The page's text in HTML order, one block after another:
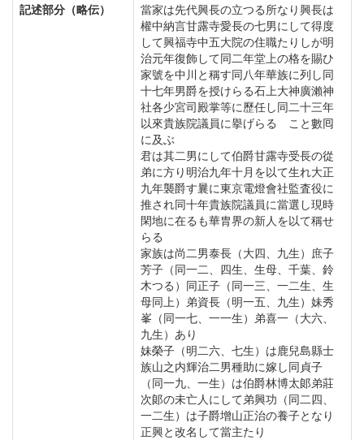
記述部分（略伝）
當家は先代興長の立つる所なり興長は
權中納言甘露寺愛長の七男にして得度
して興福寺中五大院の住職たりしが明
治元年復飾して同二年堂上の格を賜ひ
家號を中川と稱す同八年華族に列し同
十七年男爵を授けらる石上大神廣瀨神
社各少宮司殿掌等に歷任し同二十三年
以來貴族院議員に擧げらるゝこと數囘
に及ぶ
君は其二男にして伯爵甘露寺受長の從
弟に方り明治九年十月を以て生れ大正
九年襲爵す曩に東京電燈會社監査役に
推され同十年貴族院議員に當選し現時
閑地に在るも華胄界の新人を以て稱せ
らる
家族は尚二男泰長（大四、九生）庶子
芳子（同一二、四生、生母、千葉、鈴
木つる）同正子（同一三、一二生、生
母同上）弟資長（明一五、九生）妹秀
峯（同一七、一一生）弟喜一（大六、
九生）あり
妹榮子（明二六、七生）は鹿兒島縣士
族山之内輝治二男種助に嫁し同貞子
（同一九、一生）は伯爵林博太郞弟莊
次郞の未亡人にして弟興功（同二四、
一二生）は子爵增山正治の養子となり
正興と改名して當主たり